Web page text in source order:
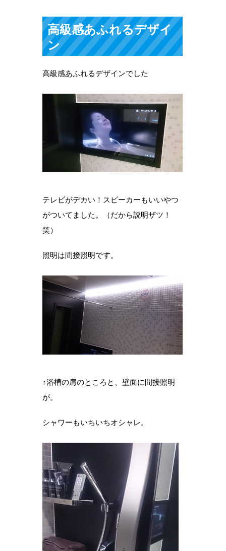
高級感あふれるデザイ
ン
高級感あふれるデザインでした
テレビがデカい！スピーカーもいいやつ
がついてました。（だから説明ザツ！
笑）
照明は間接照明です。
↑浴槽の肩のところと、壁面に間接照明
が。
シャワーもいちいちオシャレ。